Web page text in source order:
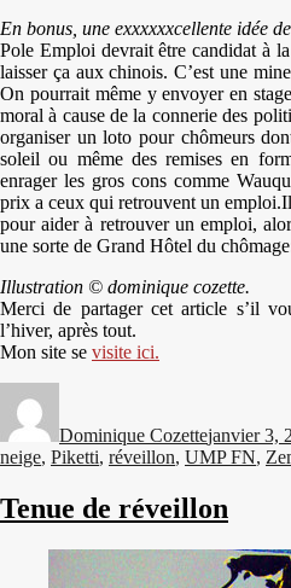
En bonus, une exxxxxxcellente idée
Pole Emploi devrait être candidat à
laisser ça aux chinois. C’est une
On pourrait même y envoyer en
moral à cause de la connerie des
organiser un loto pour chômeurs
soleil ou même des remises en
enrager les gros cons comme
prix a ceux qui retrouvent un
pour aider à retrouver un emploi,
une sorte de Grand Hôtel du
Illustration © dominique cozette.
Merci de partager cet article s’il
l’hiver, après tout.
Mon site se visite ici.
Dominique Cozettejanvier 3,
neige, Piketti, réveillon, UMP FN,
Tenue de réveillon